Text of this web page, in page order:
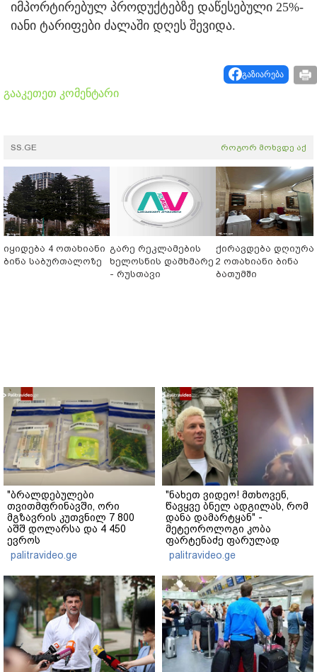
იმპორტირებულ პროდუქტებზე დაწესებული 25%-
იანი ტარიფები ძალაში დღეს შევიდა.
გაზიარება
გააკეთეთ კომენტარი
SS.GE როგორ მოხვდე აქ
იყიდება 4 ოთახიანი
ბინა საბურთალოზე
გარე რეკლამების
ხელოსნის დამხმარე
- რუსთავი
ქირავდება
2 ოთახიანი ბინა
ბათუმში
"ბრალდებულები
თვითმფრინავში, ორი
მგზავრის კუთვნილ 7 800
აშშ დოლარსა და 4 450
ევროს
მართლსაწინააღმდეგოდ
დაეუფლნენ" - დანაშაულის
რა დეტალები ხდება
ცნობილი?
palitravideo.ge
"ნახეთ ვიდეო! მთხოვენ,
წავყვე ბნელ ადგილას, რომ
დანა დამარტყან" -
მეტეოროლოგი კობა
ფარტენაძე ფარულად
გადაღებულ კადრებს
აქვეყნებს
palitravideo.ge